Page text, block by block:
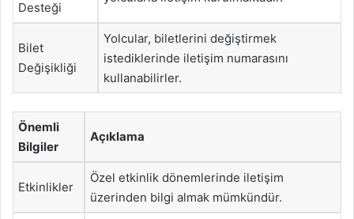
Desteği
Bilet
Değişikliği
Yolcular, biletlerini değiştirmek
istediklerinde iletişim numarasını
kullanabilirler.
Önemli
Bilgiler
Açıklama
Etkinlikler
Özel etkinlik dönemlerinde iletişim
üzerinden bilgi almak mümkündür.